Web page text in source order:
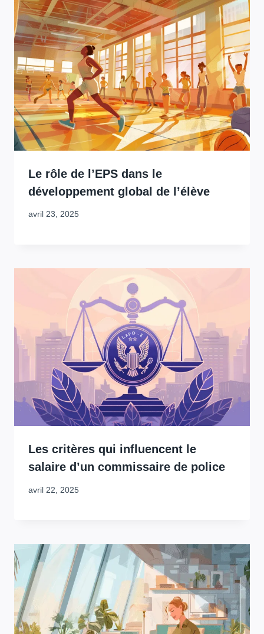
Le rôle de l’EPS dans le
développement global de l’élève
avril 23, 2025
Les critères qui influencent le
salaire d’un commissaire de police
avril 22, 2025